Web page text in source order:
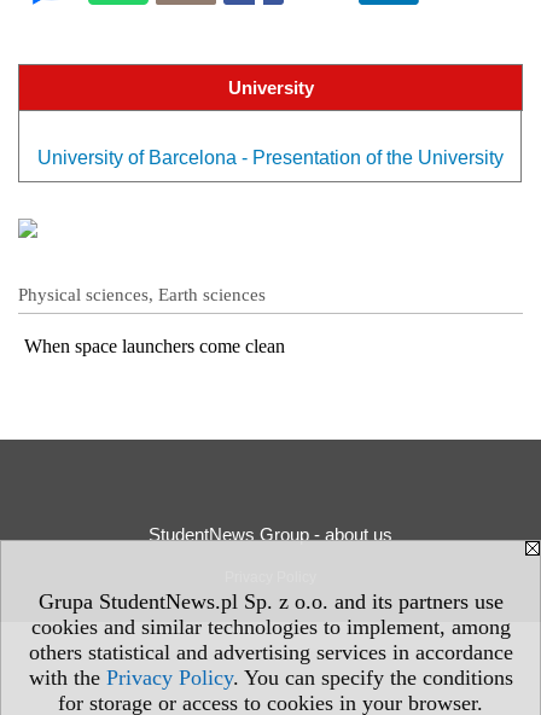
Grupa StudentNews.pl Sp. z o.o. and its partners use
cookies and similar technologies to implement, among
others statistical and advertising services in accordance
with the Privacy Policy. You can specify the conditions
for storage or access to cookies in your browser.
University
University of Barcelona - Presentation of the University
Physical sciences, Earth sciences
When space launchers come clean
StudentNews Group - about us